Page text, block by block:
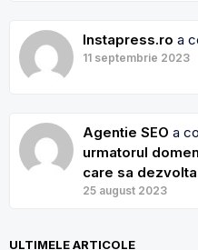
Instapress.ro a
11 septembrie 2023
Agentie SEO a
urmatorul
care sa
25 august 2023
ULTIMELE ARTICOLE